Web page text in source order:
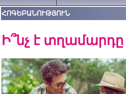
ՀՈԳԵԲԱՆՈՒԹՅՈՒՆ
Ի՞նչ է տղամարդը